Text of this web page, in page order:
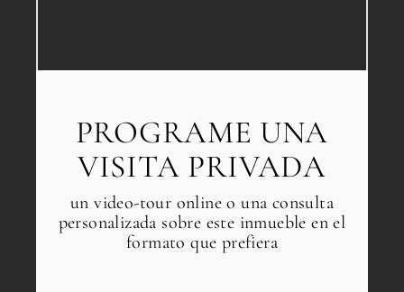
PROGRAME UNA
VISITA PRIVADA
un video-tour online o una consulta
personalizada sobre este inmueble en el
formato que prefiera